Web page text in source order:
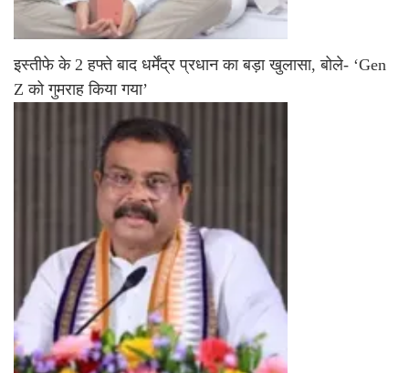
इस्तीफे के 2 हफ्ते बाद धर्मेंद्र प्रधान का बड़ा खुलासा, बोले- ‘Gen
Z को गुमराह किया गया’